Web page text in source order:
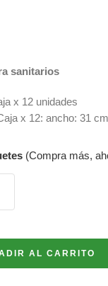
sanitarios
x 12 unidades
x 12: ancho: 31
(Compra más,
AL CARRITO